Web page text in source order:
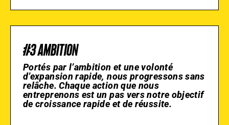
#3 AMBITION
Portés par l’ambition et une volonté
d’expansion rapide, nous progressons sans
relâche. Chaque action que nous
entreprenons est un pas vers notre objectif
de croissance rapide et de réussite.